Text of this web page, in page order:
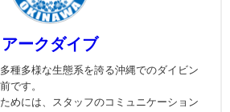
アークダイブ
種多様な生態系を誇る沖縄でのダイビン
です。
めには、スタッフのコミュニケーション